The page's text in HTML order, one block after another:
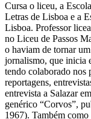
Cursa o liceu, a
Letras de Lisboa e a
Lisboa. Professor
no Liceu de Passos
o haviam de tornar
jornalismo, que inicia
tendo colaborado nos
reportagens,
entrevista a Salazar
genérico “Corvos”,
1967). Também como